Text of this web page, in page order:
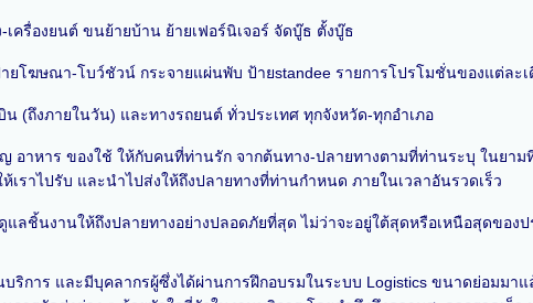
ครื่องยนต์ ขนย้ายบ้าน ย้ายเฟอร์นิเจอร์ จัดบู๊ธ ตั้งบู๊ธ
ยโฆษณา-โบว์ชัวน์ กระจายแผ่นพับ ป้ายstandee รายการโปรโมชั่นของแต่ล
(ถึงภายในวัน) และทางรถยนต์ ทั่วประเทศ ทุกจังหวัด-ทุกอำเภอ
อาหาร ของใช้ ให้กับคนที่ท่านรัก จากต้นทาง-ปลายทางตามที่ท่านระบุ ในยาม
าไปรับ และนำไปส่งให้ถึงปลายทางที่ท่านกำหนด ภายในเวลาอันรวดเร็ว
ชิ้นงานให้ถึงปลายทางอย่างปลอดภัยที่สุด ไม่ว่าจะอยู่ใต้สุดหรือเหนือสุดของป
ริการ และมีบุคลากรผู้ซึ่งได้ผ่านการฝึกอบรมในระบบ Logistics ขนาดย่อมมา